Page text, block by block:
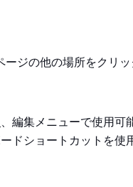
ージの他の場所をクリッ
、編集メニューで使用可
ドショートカットを使